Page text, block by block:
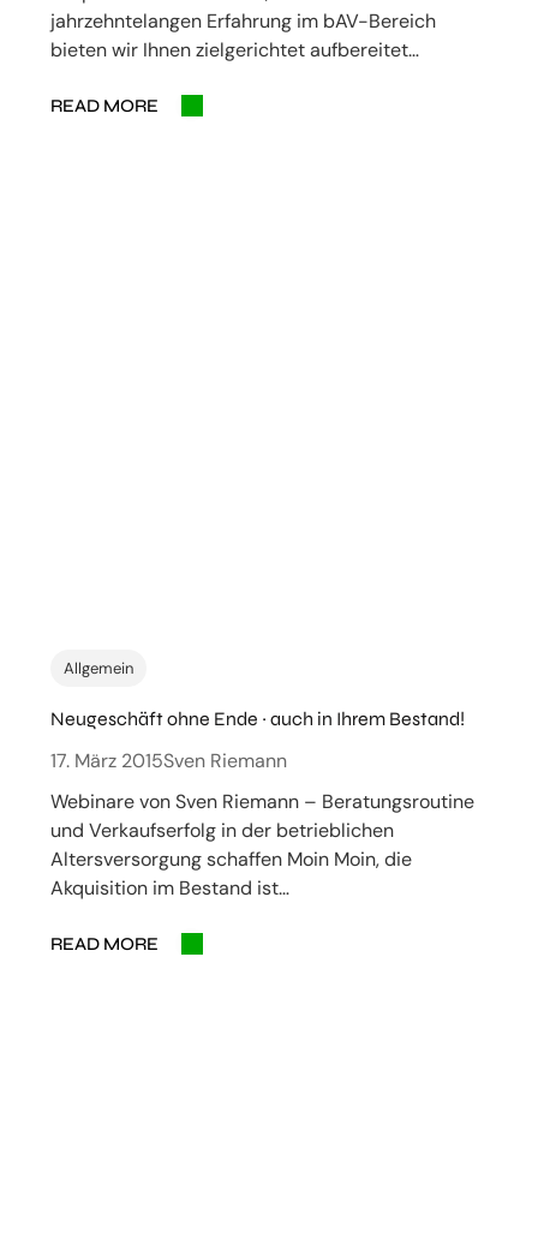
jahrzehntelangen Erfahrung im bAV-Bereich
bieten wir Ihnen zielgerichtet aufbereitet…
READ MORE
Allgemein
Neugeschäft ohne Ende ~ auch in Ihrem Bestand!
17. März 2015Sven Riemann
Webinare von Sven Riemann – Beratungsroutine
und Verkaufserfolg in der betrieblichen
Altersversorgung schaffen Moin Moin, die
Akquisition im Bestand ist…
READ MORE